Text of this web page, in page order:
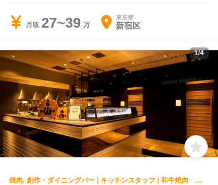
月収 27~39 東京都
新宿区
1/4
焼肉, 創作・ダイニングバー | キッチンスタッフ | 和牛焼肉 やくにく 新宿東口店